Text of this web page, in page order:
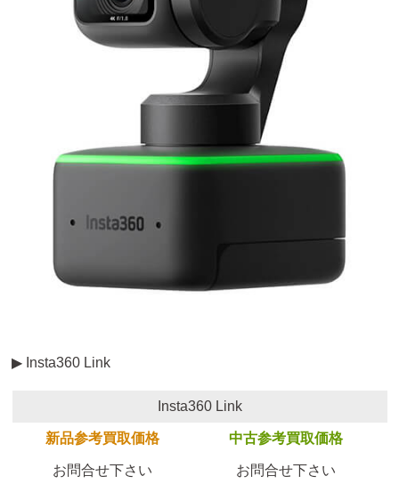
▶ Insta360 Link
Insta360 Link
新品参考買取価格 中古参考買取価格
お問合せ下さい お問合せ下さい